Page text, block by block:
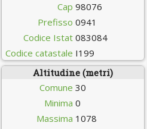
Cap 98076
Prefisso 0941
Codice Istat 083084
Codice catastale I199
Altitudine (metri)
Comune 30
Minima 0
Massima 1078